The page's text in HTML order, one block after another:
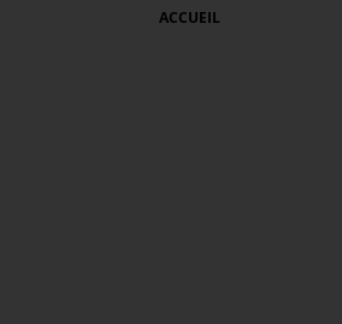
ACCUEIL